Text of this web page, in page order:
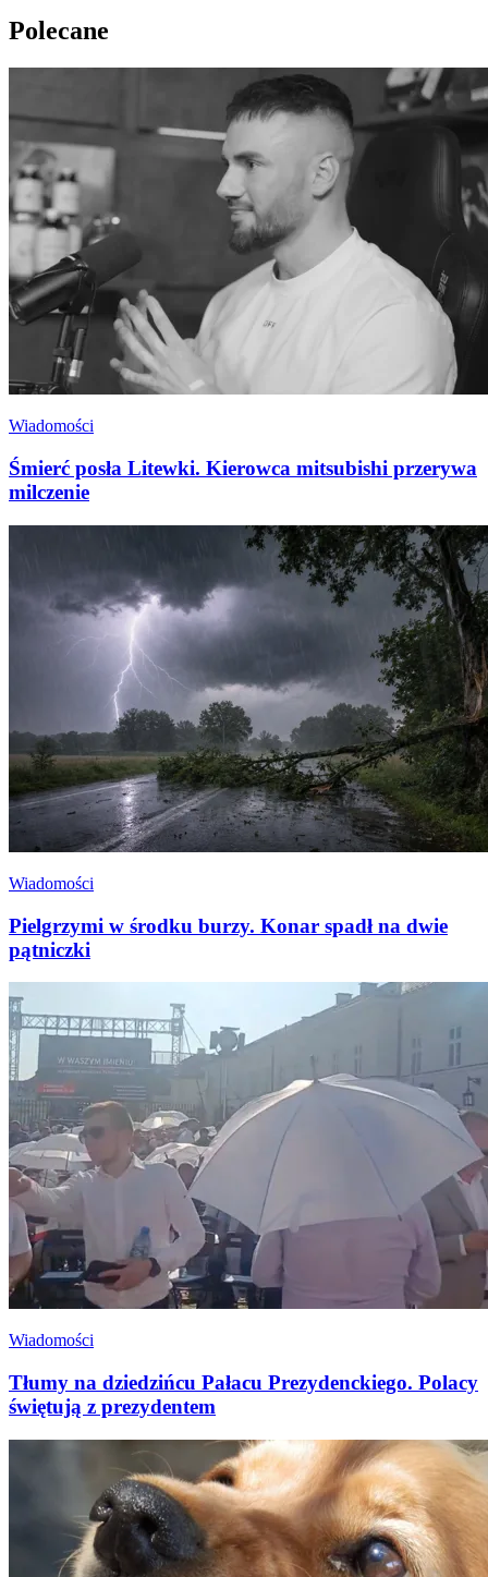
Polecane
Wiadomości
Śmierć posła Litewki. Kierowca mitsubishi przerywa
milczenie
Wiadomości
Pielgrzymi w środku burzy. Konar spadł na dwie
pątniczki
Wiadomości
Tłumy na dziedzińcu Pałacu Prezydenckiego. Polacy
świętują z prezydentem